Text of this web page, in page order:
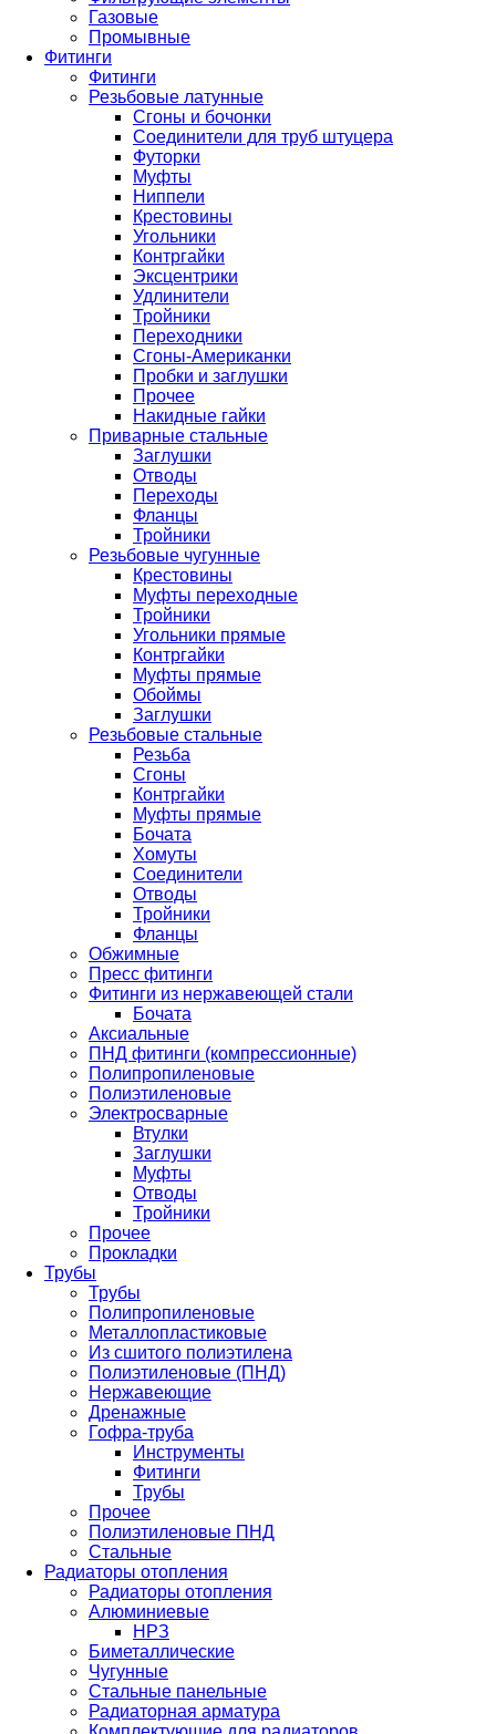
Газовые
Промывные
Фитинги
Фитинги
Резьбовые латунные
Сгоны и бочонки
Соединители для труб штуцера
Футорки
Муфты
Ниппели
Крестовины
Угольники
Контргайки
Эксцентрики
Удлинители
Тройники
Переходники
Сгоны-Американки
Пробки и заглушки
Прочее
Накидные гайки
Приварные стальные
Заглушки
Отводы
Переходы
Фланцы
Тройники
Резьбовые чугунные
Крестовины
Муфты переходные
Тройники
Угольники прямые
Контргайки
Муфты прямые
Обоймы
Заглушки
Резьбовые стальные
Резьба
Сгоны
Контргайки
Муфты прямые
Бочата
Хомуты
Соединители
Отводы
Тройники
Фланцы
Обжимные
Пресс фитинги
Фитинги из нержавеющей стали
Бочата
Аксиальные
ПНД фитинги (компрессионные)
Полипропиленовые
Полиэтиленовые
Электросварные
Втулки
Заглушки
Муфты
Отводы
Тройники
Прочее
Прокладки
Трубы
Трубы
Полипропиленовые
Металлопластиковые
Из сшитого полиэтилена
Полиэтиленовые (ПНД)
Нержавеющие
Дренажные
Гофра-труба
Инструменты
Фитинги
Трубы
Прочее
Полиэтиленовые ПНД
Стальные
Радиаторы отопления
Радиаторы отопления
Алюминиевые
НРЗ
Биметаллические
Чугунные
Стальные панельные
Радиаторная арматура